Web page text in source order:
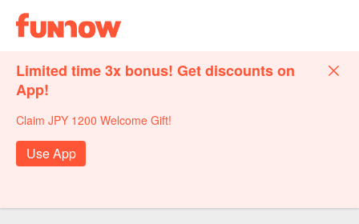
Limited time 3x bonus! Get discounts on
App!
Claim JPY 1200 Welcome Gift!
Use App